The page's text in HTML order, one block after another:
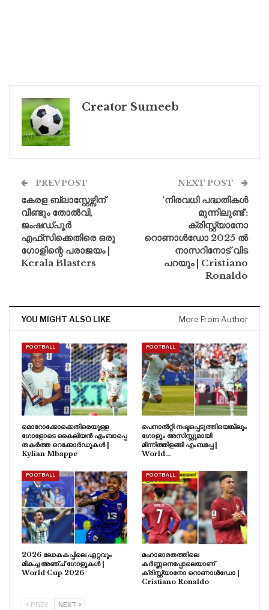
Creator Sumeeb
PREV POST
കേരള ബ്ലാസ്റ്റേഴ്സിന്
വീണ്ടും തോൽവി,
ജംഷഡ്പൂർ
എഫ്‌സിക്കെതിരെ ഒരു
ഗോളിന്റെ പരാജയം |
Kerala Blasters
NEXT POST
‘നിരവധി പദ്ധതികൾ
മുന്നിലുണ്ട്’:
ക്രിസ്റ്റ്യാനോ
റൊണാൾഡോ 2025 ൽ
നാസറിനോട് വിട
പറയും | Cristiano
Ronaldo
YOU MIGHT ALSO LIKE More From Author
FOOTBALL
മൊറോക്കോക്കെതിരെയുള്ള
ഗോളോടെ കൈലിയൻ എംബാപ്പെ
തകർത്ത റെക്കോർഡുകൾ |
Kylian Mbappe
FOOTBALL
പെനാൽറ്റി നഷ്ടപ്പെടുത്തിയെങ്കിലും
ഗോളും അസിസ്റ്റുമായി
മിന്നിത്തിളങ്ങി എംബപ്പേ |
World…
FOOTBALL
2026 ലോകകപ്പിലെ ഏറ്റവും
മികച്ച അഞ്ച് ഗോളുകൾ |
World Cup 2026
FOOTBALL
മഹാഭാരതത്തിലെ
കർണ്ണനെപ്പോലെയാണ്
ക്രിസ്റ്റ്യാനോ റൊണാൾഡോ |
Cristiano Ronaldo
PREV NEXT